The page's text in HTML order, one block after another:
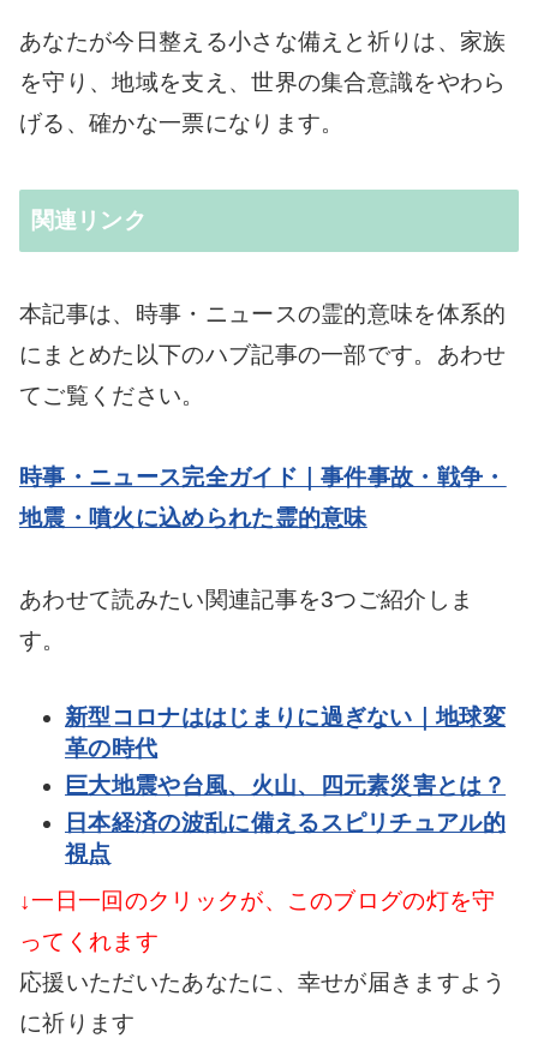
あなたが今日整える小さな備えと祈りは、家族
を守り、地域を支え、世界の集合意識をやわら
げる、確かな一票になります。
関連リンク
本記事は、時事・ニュースの霊的意味を体系的
にまとめた以下のハブ記事の一部です。あわせ
てご覧ください。
時事・ニュース完全ガイド｜事件事故・戦争・
地震・噴火に込められた霊的意味
あわせて読みたい関連記事を3つご紹介しま
す。
新型コロナははじまりに過ぎない｜地球変
革の時代
巨大地震や台風、火山、四元素災害とは？
日本経済の波乱に備えるスピリチュアル的
視点
↓一日一回のクリックが、このブログの灯を守
ってくれます
応援いただいたあなたに、幸せが届きますよう
に祈ります